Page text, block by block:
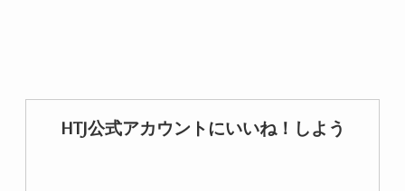
HTJ公式アカウントにいいね！しよう